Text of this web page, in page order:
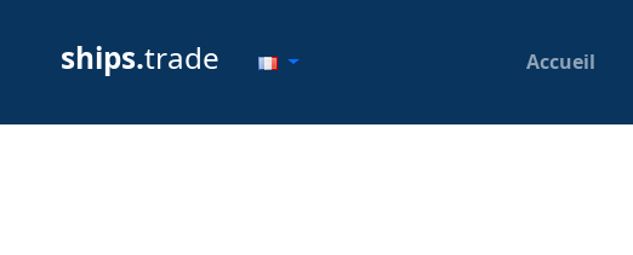
ships.trade Accueil